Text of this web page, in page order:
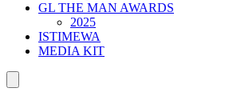
GL THE MAN AWARDS
2025
ISTIMEWA
MEDIA KIT